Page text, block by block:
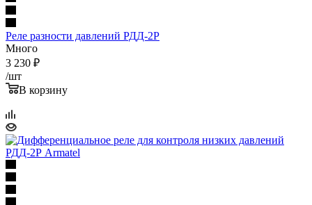
Реле разности давлений РДД-2Р
Много
3 230 ₽
/шт
В корзину